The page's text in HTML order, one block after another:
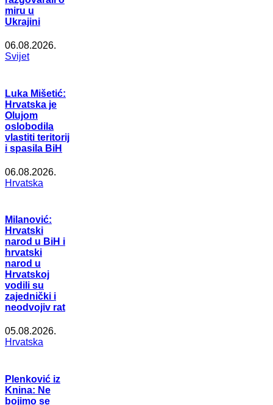
miru u
Ukrajini
06.08.2026.
Svijet
Luka Mišetić:
Hrvatska je
Olujom
oslobodila
vlastiti teritorij
i spasila BiH
06.08.2026.
Hrvatska
Milanović:
Hrvatski
narod u BiH i
hrvatski
narod u
Hrvatskoj
vodili su
zajednički i
neodvojiv rat
05.08.2026.
Hrvatska
Plenković iz
Knina: Ne
bojimo se